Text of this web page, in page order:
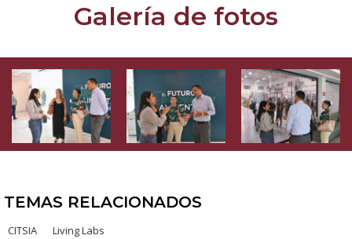
Galería de fotos
TEMAS RELACIONADOS
CITSIA Living Labs